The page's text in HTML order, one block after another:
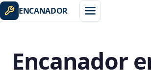
ENCANADOR
Encanador